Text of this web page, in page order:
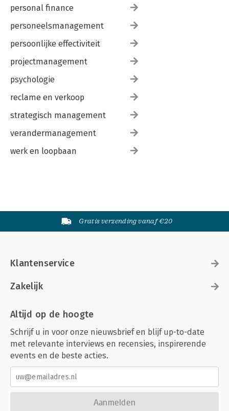
personal finance
personeelsmanagement
persoonlijke effectiviteit
projectmanagement
psychologie
reclame en verkoop
strategisch management
verandermanagement
werk en loopbaan
Gratis verzending vanaf €20
Klantenservice
Zakelijk
Altijd op de hoogte
Schrijf u in voor onze nieuwsbrief en blijf up-to-date
met relevante interviews en recensies, inspirerende
events en de beste acties.
Aanmelden